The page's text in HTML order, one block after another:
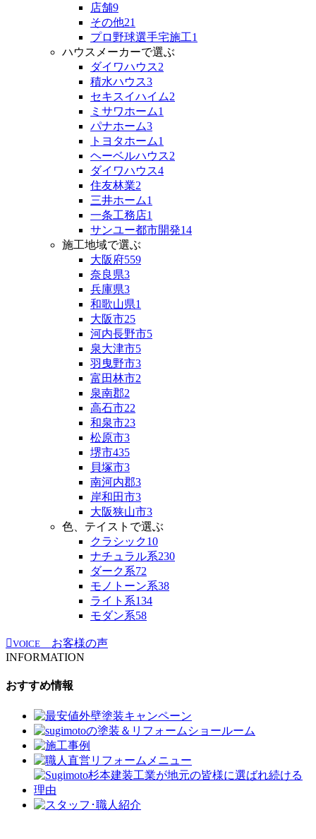
店舗9
その他21
プロ野球選手宅施工1
ハウスメーカーで選ぶ
ダイワハウス2
積水ハウス3
セキスイハイム2
ミサワホーム1
パナホーム3
トヨタホーム1
ヘーベルハウス2
ダイワハウス4
住友林業2
三井ホーム1
一条工務店1
サンユー都市開発14
施工地域で選ぶ
大阪府559
奈良県3
兵庫県3
和歌山県1
大阪市25
河内長野市5
泉大津市5
羽曳野市3
富田林市2
泉南郡2
高石市22
和泉市23
松原市3
堺市435
貝塚市3
南河内郡3
岸和田市3
大阪狭山市3
色、テイストで選ぶ
クラシック10
ナチュラル系230
ダーク系72
モノトーン系38
ライト系134
モダン系58
VOICE
お客様の声
INFORMATION
おすすめ情報